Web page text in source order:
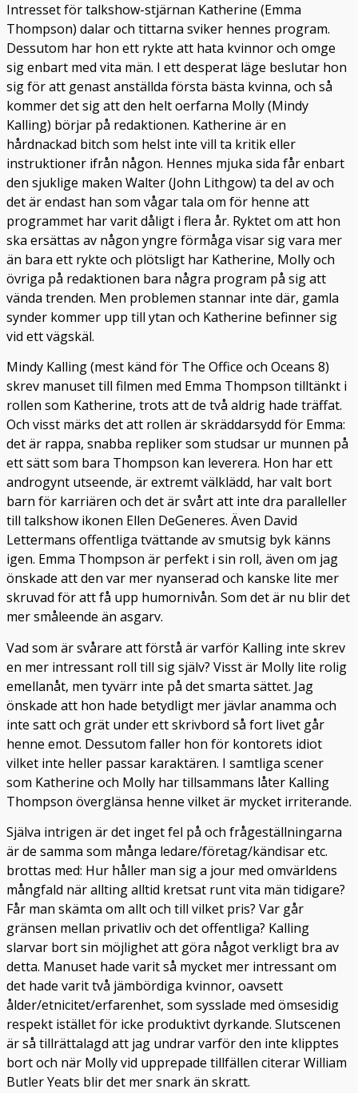
Intresset för talkshow-stjärnan Katherine (Emma
Thompson) dalar och tittarna sviker hennes program.
Dessutom har hon ett rykte att hata kvinnor och omge
sig enbart med vita män. I ett desperat läge beslutar hon
sig för att genast anställda första bästa kvinna, och så
kommer det sig att den helt oerfarna Molly (Mindy
Kalling) börjar på redaktionen. Katherine är en
hårdnackad bitch som helst inte vill ta kritik eller
instruktioner ifrån någon. Hennes mjuka sida får enbart
den sjuklige maken Walter (John Lithgow) ta del av och
det är endast han som vågar tala om för henne att
programmet har varit dåligt i flera år. Ryktet om att hon
ska ersättas av någon yngre förmåga visar sig vara mer
än bara ett rykte och plötsligt har Katherine, Molly och
övriga på redaktionen bara några program på sig att
vända trenden. Men problemen stannar inte där, gamla
synder kommer upp till ytan och Katherine befinner sig
vid ett vägskäl.
Mindy Kalling (mest känd för The Office och Oceans 8)
skrev manuset till filmen med Emma Thompson tilltänkt i
rollen som Katherine, trots att de två aldrig hade träffat.
Och visst märks det att rollen är skräddarsydd för Emma:
det är rappa, snabba repliker som studsar ur munnen på
ett sätt som bara Thompson kan leverera. Hon har ett
androgynt utseende, är extremt välklädd, har valt bort
barn för karriären och det är svårt att inte dra paralleller
till talkshow ikonen Ellen DeGeneres. Även David
Lettermans offentliga tvättande av smutsig byk känns
igen. Emma Thompson är perfekt i sin roll, även om jag
önskade att den var mer nyanserad och kanske lite mer
skruvad för att få upp humornivån. Som det är nu blir det
mer småleende än asgarv.
Vad som är svårare att förstå är varför Kalling inte skrev
en mer intressant roll till sig själv? Visst är Molly lite rolig
emellanåt, men tyvärr inte på det smarta sättet. Jag
önskade att hon hade betydligt mer jävlar anamma och
inte satt och grät under ett skrivbord så fort livet går
henne emot. Dessutom faller hon för kontorets idiot
vilket inte heller passar karaktären. I samtliga scener
som Katherine och Molly har tillsammans låter Kalling
Thompson överglänsa henne vilket är mycket irriterande.
Själva intrigen är det inget fel på och frågeställningarna
är de samma som många ledare/företag/kändisar etc.
brottas med: Hur håller man sig a jour med omvärldens
mångfald när allting alltid kretsat runt vita män tidigare?
Får man skämta om allt och till vilket pris? Var går
gränsen mellan privatliv och det offentliga? Kalling
slarvar bort sin möjlighet att göra något verkligt bra av
detta. Manuset hade varit så mycket mer intressant om
det hade varit två jämbördiga kvinnor, oavsett
ålder/etnicitet/erfarenhet, som sysslade med ömsesidig
respekt istället för icke produktivt dyrkande. Slutscenen
är så tillrättalagd att jag undrar varför den inte klipptes
bort och när Molly vid upprepade tillfällen citerar William
Butler Yeats blir det mer snark än skratt.